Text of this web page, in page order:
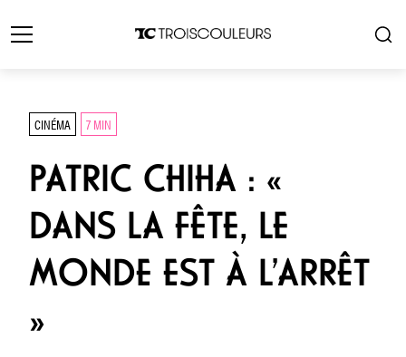
CINÉMA 7 MIN
PATRIC CHIHA : «
DANS LA FÊTE, LE
MONDE EST À L’ARRÊT
»